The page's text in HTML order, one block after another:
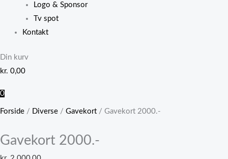
Logo & Sponsor
Tv spot
Kontakt
Din kurv
kr. 0,00
0
Forside / Diverse / Gavekort / Gavekort 2000.-
Gavekort 2000.-